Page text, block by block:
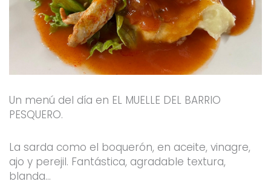
Un menú del día en EL MUELLE DEL BARRIO
PESQUERO.
La sarda como el boquerón, en aceite, vinagre,
ajo y perejil. Fantástica, agradable textura,
blanda…